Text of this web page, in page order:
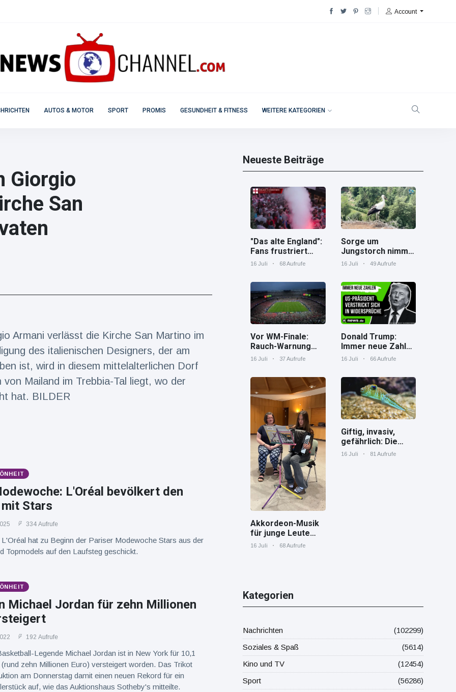
Account
AUTOS & MOTOR SPORT PROMIS GESUNDHEIT & FITNESS WEITERE KATEGORIEN
Giorgio
San
Armani verlässt die Kirche San Martino im
des italienischen Designers, der am
ist, wird in diesem mittelalterlichen Dorf
Mailand im Trebbia-Tal liegt, wo der
hat. BILDER
L'Oréal bevölkert den
Stars
334 Aufrufe
hat zu Beginn der Pariser Modewoche Stars aus der
Topmodels auf den Laufsteg geschickt.
Michael Jordan für zehn Millionen
192 Aufrufe
Legende Michael Jordan ist in New York für 10,1
zehn Millionen Euro) versteigert worden. Das Trikot
am Donnerstag damit einen neuen Rekord für ein
auf, wie das Auktionshaus Sotheby's mitteilte.
Neueste Beiträge
"Das alte England":
Fans frustriert
nach WM-Aus
16 Juli 68 Aufrufe
Sorge um
Jungstorch nimmt
glückliche
16 Juli 49 Aufrufe
Vor WM-Finale:
Rauch-Warnung
und Hitze in New
16 Juli 37 Aufrufe
Donald Trump:
Immer neue Zahlen
– US-Präsident
Widersprüche
16 Juli 66 Aufrufe
Akkordeon-Musik
für junge Leute
Jana von den
wie "jung" das
Instrument sein
kann.
16 Juli 68 Aufrufe
Giftig, invasiv,
gefährlich: Die
Spaßverderber im
16 Juli 81 Aufrufe
Kategorien
Nachrichten
(102299)
Soziales & Spaß
(5614)
Kino und TV
(12454)
Sport
(56286)